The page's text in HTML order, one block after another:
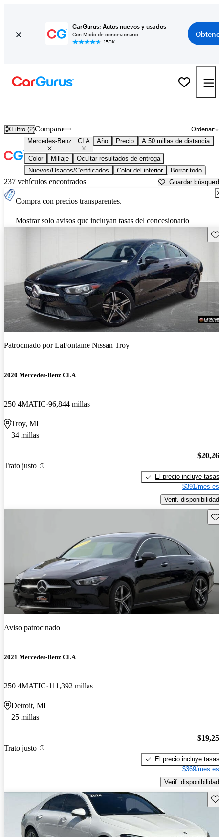
CarGurus: Autos nuevos y usados
Con Modo de concesionario
150K+
Filtro (2) Ordenar
Compara
Mercedes-Benz CLA Año Precio A 50 millas de distancia
Color Millaje
Ocultar resultados de entrega
Nuevos/Usados/Certificados
Color del interior Borrar todo
237 vehículos encontrados Guardar
Compra con precios transparentes.
Mostrar solo avisos que incluyan tasas del concesionario
Patrocinado porLaFontaine Nissan Troy
2020 Mercedes-Benz CLA
250 4MATIC 96,844 millas
Troy, MI
34 millas
Trato justo
El precio incluye tasas
$391/mes
Verif. disponibilidad
Aviso patrocinado
2021 Mercedes-Benz CLA
250 4MATIC 111,392 millas
Detroit, MI
25 millas
Trato justo
El precio incluye tasas
$369/mes
Verif. disponibilidad